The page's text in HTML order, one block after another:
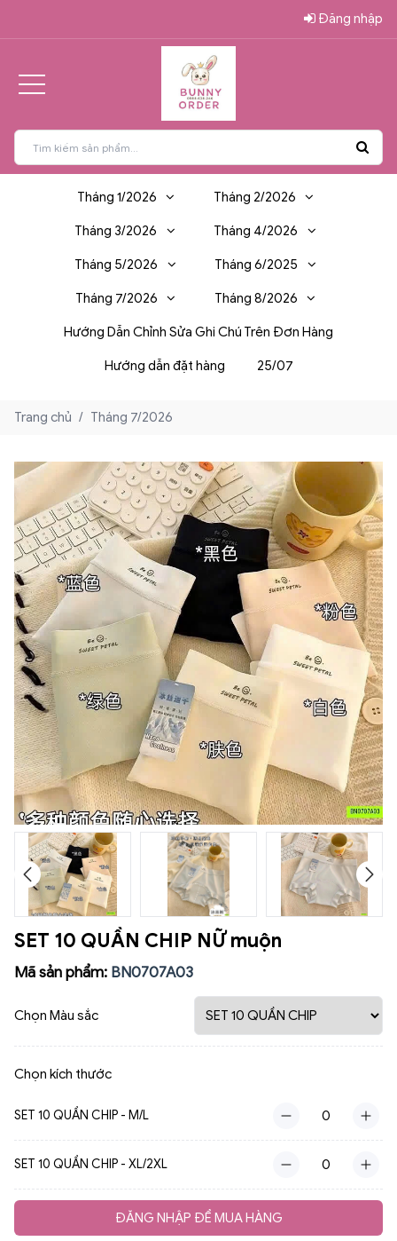
Đăng nhập
Tháng 1/2026 Tháng 2/2026
Tháng 3/2026 Tháng 4/2026
Tháng 5/2026 Tháng 6/2025
Tháng 7/2026 Tháng 8/2026
Hướng Dẫn Chỉnh Sửa Ghi Chú Trên Đơn Hàng
Hướng dẫn đặt hàng 25/07
Trang chủ / Tháng 7/2026
SET 10 QUẦN CHIP NỮ muộn
Mã sản phẩm: BN0707A03
Chọn Màu sắc
Chọn kích thước
SET 10 QUẦN CHIP - M/L
SET 10 QUẦN CHIP - XL/2XL
ĐĂNG NHẬP ĐỂ MUA HÀNG